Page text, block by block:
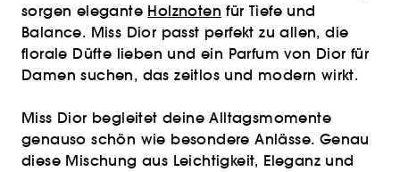
sorgen elegante Holznoten für Tiefe und
Balance. Miss Dior passt perfekt zu allen, die
florale Düfte lieben und ein Parfum von Dior für
Damen suchen, das zeitlos und modern wirkt.
Miss Dior begleitet deine Alltagsmomente
genauso schön wie besondere Anlässe. Genau
diese Mischung aus Leichtigkeit, Eleganz und